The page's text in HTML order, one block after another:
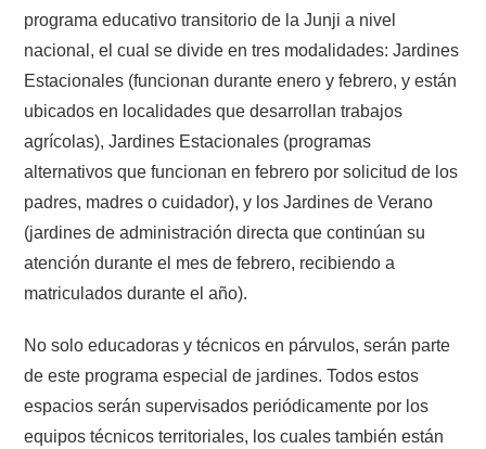
programa educativo transitorio de la Junji a nivel
nacional, el cual se divide en tres modalidades: Jardines
Estacionales (funcionan durante enero y febrero, y están
ubicados en localidades que desarrollan trabajos
agrícolas), Jardines Estacionales (programas
alternativos que funcionan en febrero por solicitud de los
padres, madres o cuidador), y los Jardines de Verano
(jardines de administración directa que continúan su
atención durante el mes de febrero, recibiendo a
matriculados durante el año).
No solo educadoras y técnicos en párvulos, serán parte
de este programa especial de jardines. Todos estos
espacios serán supervisados periódicamente por los
equipos técnicos territoriales, los cuales también están